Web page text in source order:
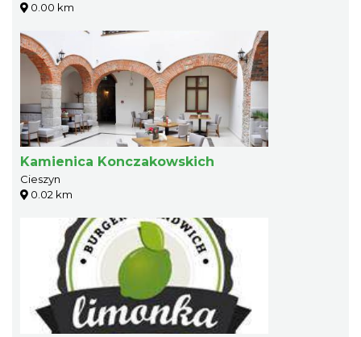
0.00 km
Kamienica Konczakowskich
Cieszyn
0.02 km